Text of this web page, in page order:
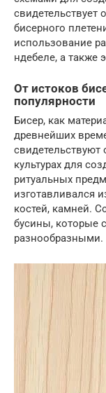
свидетельствует
бисерного
использование
ндебеле, а также
От истоков
популярности
Бисер, как
древнейших
культурах для
ритуальных
изготавливался
костей, камней.
бусины, которые
разнообразными.